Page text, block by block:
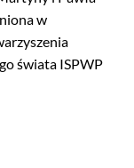
w
świata ISPWP